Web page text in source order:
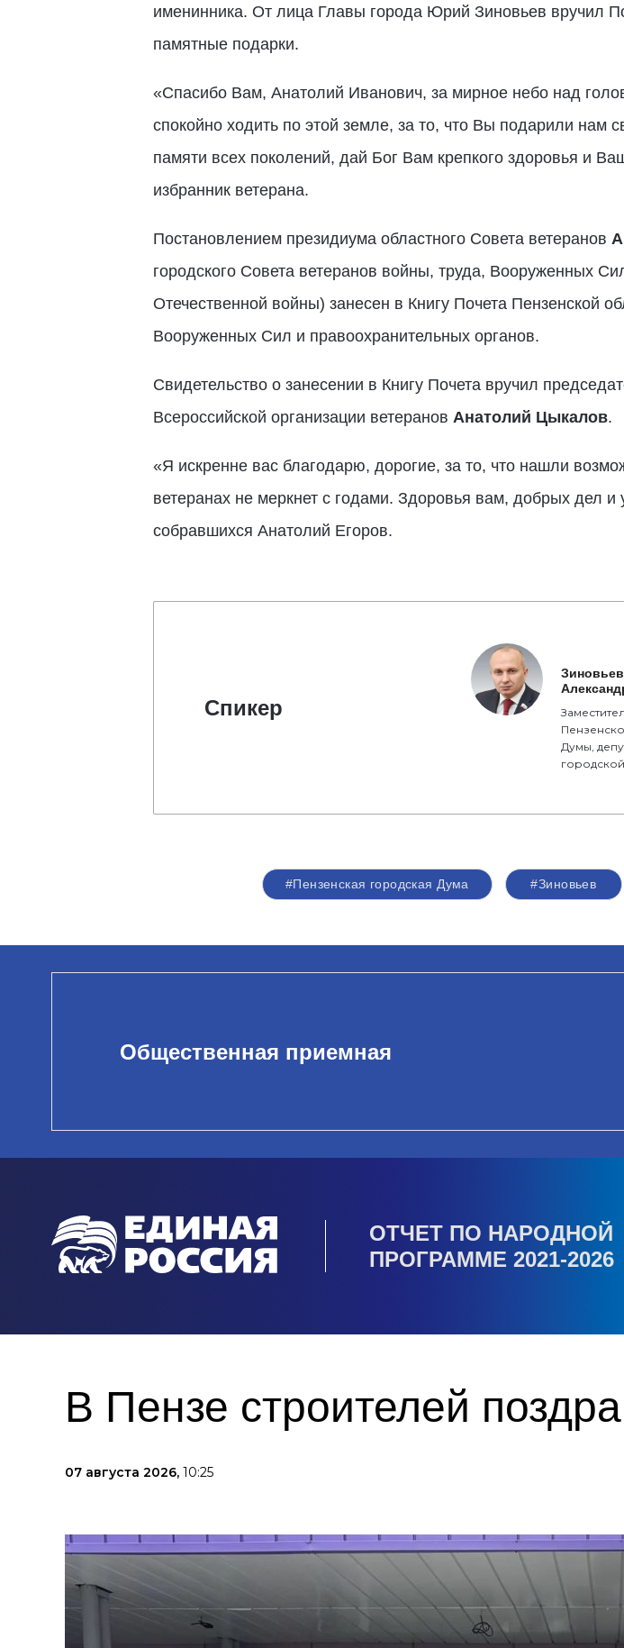
именинника. От лица Главы города Юрий Зиновьев вручил
памятные подарки.
«Спасибо Вам, Анатолий Иванович, за мирное небо над
спокойно ходить по этой земле, за то, что Вы подарили нам
памяти всех поколений, дай Бог Вам крепкого здоровья и
избранник ветерана.
Постановлением президиума областного Совета ветеранов
городского Совета ветеранов войны, труда, Вооруженных
Отечественной войны) занесен в Книгу Почета Пензенской
Вооруженных Сил и правоохранительных органов.
Свидетельство о занесении в Книгу Почета вручил
Всероссийской организации ветеранов Анатолий Цыкалов.
«Я искренне вас благодарю, дорогие, за то, что нашли
ветеранах не меркнет с годами. Здоровья вам, добрых дел и
собравшихся Анатолий Егоров.
Спикер
Думы,
#Пензенская городская Дума #Зиновьев
Общественная приемная
ОТЧЕТ ПО НАРОДНОЙ
ПРОГРАММЕ 2021-2026
В Пензе строителей
07 августа 2026, 10:25